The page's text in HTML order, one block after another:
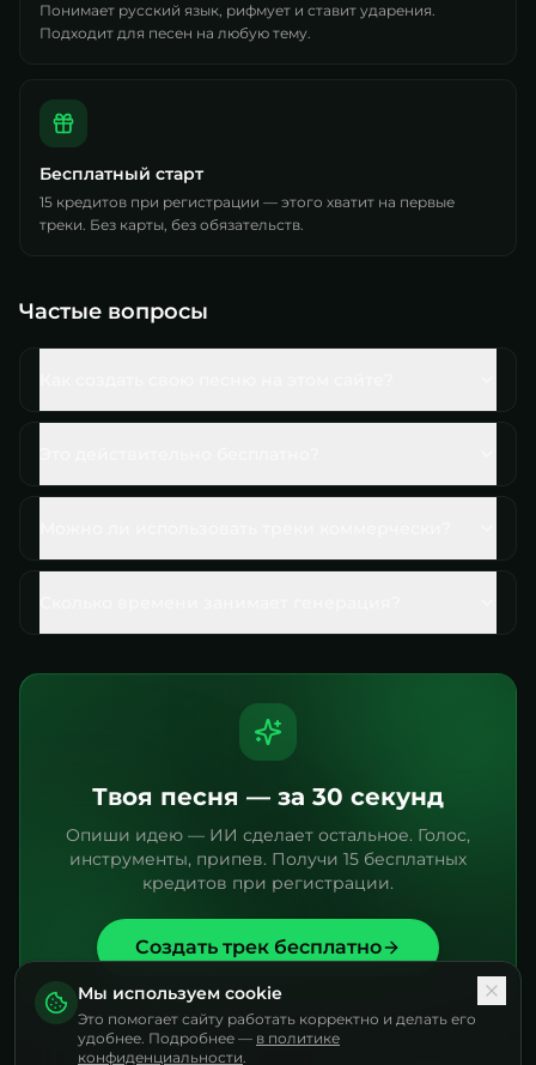
Понимает русский язык, рифмует и ставит ударения.
Подходит для песен на любую тему.
Бесплатный старт
15 кредитов при регистрации — этого хватит на первые
треки. Без карты, без обязательств.
Частые вопросы
Твоя песня — за 30 секунд
Опиши идею — ИИ сделает остальное. Голос,
инструменты, припев. Получи 15 бесплатных
кредитов при регистрации.
Создать трек бесплатно
Мы используем cookie
Это помогает сайту работать корректно и делать его
удобнее. Подробнее — в политике
конфиденциальности.